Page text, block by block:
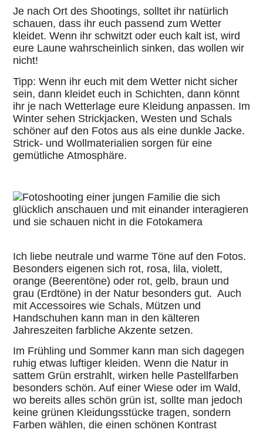
Je nach Ort des Shootings, solltet ihr natürlich
schauen, dass ihr euch passend zum Wetter
kleidet. Wenn ihr schwitzt oder euch kalt ist, wird
eure Laune wahrscheinlich sinken, das wollen wir
nicht!
Tipp: Wenn ihr euch mit dem Wetter nicht sicher
sein, dann kleidet euch in Schichten, dann könnt
ihr je nach Wetterlage eure Kleidung anpassen. Im
Winter sehen Strickjacken, Westen und Schals
schöner auf den Fotos aus als eine dunkle Jacke.
Strick- und Wollmaterialien sorgen für eine
gemütliche Atmosphäre.
Ich liebe neutrale und warme Töne auf den Fotos.
Besonders eigenen sich rot, rosa, lila, violett,
orange (Beerentöne) oder rot, gelb, braun und
grau (Erdtöne) in der Natur besonders gut. Auch
mit Accessoires wie Schals, Mützen und
Handschuhen kann man in den kälteren
Jahreszeiten farbliche Akzente setzen.
Im Frühling und Sommer kann man sich dagegen
ruhig etwas luftiger kleiden. Wenn die Natur in
sattem Grün erstrahlt, wirken helle Pastellfarben
besonders schön. Auf einer Wiese oder im Wald,
wo bereits alles schön grün ist, sollte man jedoch
keine grünen Kleidungsstücke tragen, sondern
Farben wählen, die einen schönen Kontrast